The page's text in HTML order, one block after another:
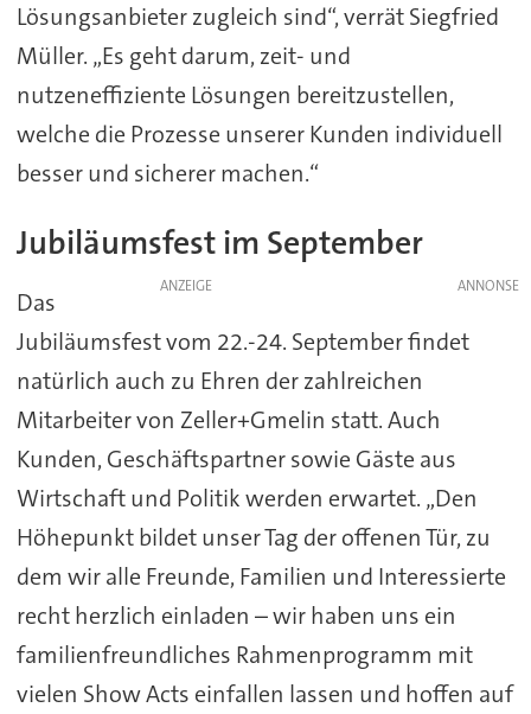
Lösungsanbieter zugleich sind“, verrät Siegfried
Müller. „Es geht darum, zeit- und
nutzeneffiziente Lösungen bereitzustellen,
welche die Prozesse unserer Kunden individuell
besser und sicherer machen.“
Jubiläumsfest im September
ANZEIGE
Das
Jubiläumsfest vom 22.-24. September findet
natürlich auch zu Ehren der zahlreichen
Mitarbeiter von Zeller+Gmelin statt. Auch
Kunden, Geschäftspartner sowie Gäste aus
Wirtschaft und Politik werden erwartet. „Den
Höhepunkt bildet unser Tag der offenen Tür, zu
dem wir alle Freunde, Familien und Interessierte
recht herzlich einladen – wir haben uns ein
familienfreundliches Rahmenprogramm mit
vielen Show Acts einfallen lassen und hoffen auf